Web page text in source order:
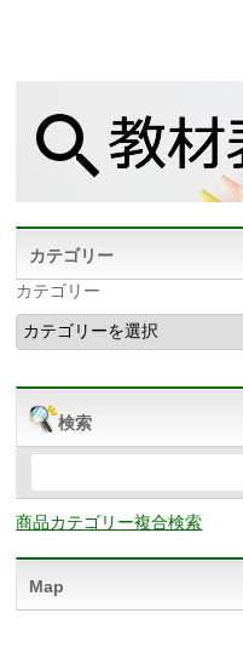
カテゴリー
カテゴリー
検索
商品カテゴリー複合検索
Map